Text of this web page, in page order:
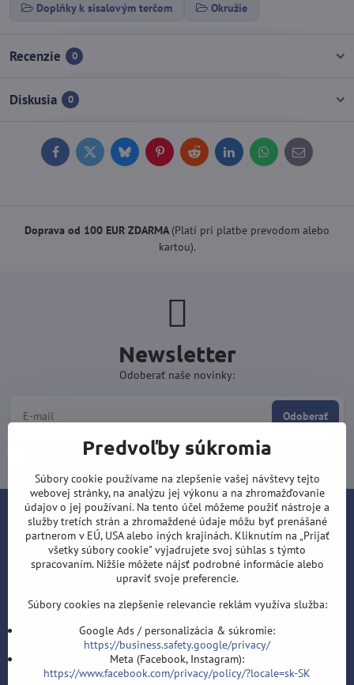
Doplňky k sisalovým terčom Okružie
Recenzie 0
Diskusia 0
FacebookTwitterBlueskyPinterestReddit LinkedInWhatsApp
E-
mail
Doprava od 100 EUR ZDARMA(Platí pri platbe prevodom alebo
kartou).
Newsletter
Odoberať naše novinky:
Odoberať
Chcem sa prihlásiť k odberu noviniek e-mailom
Kontakt
Šípky-obchod.sk
Roman Šostek
Ostrava-Hrabůvka
T: +420 553 038 721
info@sipky-obchod.sk
Predvoľby súkromia
Súbory cookie používame na zlepšenie vašej návštevy tejto
webovej stránky, na analýzu jej výkonu a na zhromažďovanie
údajov o jej používaní. Na tento účel môžeme použiť nástroje a
služby tretích strán a zhromaždené údaje môžu byť prenášané
partnerom v EÚ, USA alebo iných krajinách. Kliknutím na „Prijať
všetky súbory cookie" vyjadrujete svoj súhlas s týmto
spracovaním. Nižšie môžete nájsť podrobné informácie alebo
upraviť svoje preferencie.
Súbory cookies na zlepšenie relevancie reklám využíva služba:
Google Ads / personalizácia & súkromie:
https://business.safety.google/privacy/
Meta (Facebook, Instagram):
https://www.facebook.com/privacy/policy/?locale=sk-SK